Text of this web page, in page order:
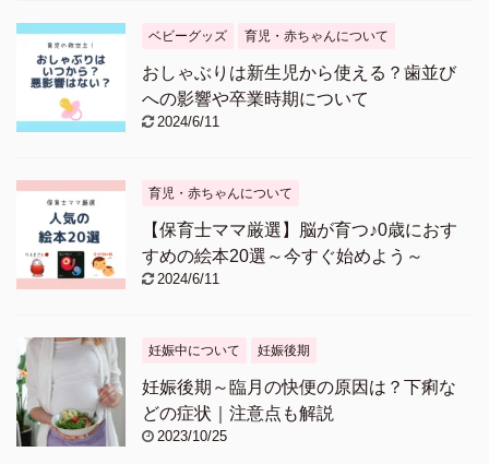
ベビーグッズ 育児・赤ちゃんについて
おしゃぶりは新生児から使える？歯並び
への影響や卒業時期について
2024/6/11
育児・赤ちゃんについて
【保育士ママ厳選】脳が育つ♪0歳におす
すめの絵本20選～今すぐ始めよう～
2024/6/11
妊娠中について 妊娠後期
妊娠後期～臨月の快便の原因は？下痢な
どの症状｜注意点も解説
2023/10/25